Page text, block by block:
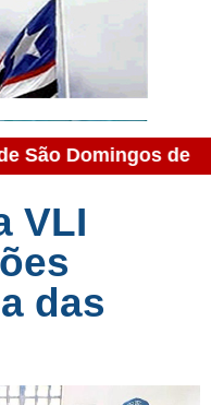
Domingos de
VLI
das